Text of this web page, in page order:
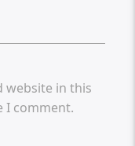
website in this
I comment.